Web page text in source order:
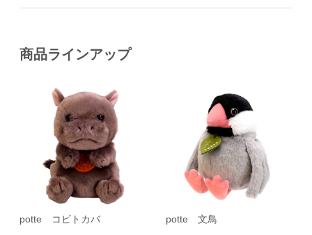
商品ラインアップ
potte コビトカバ potte 文鳥